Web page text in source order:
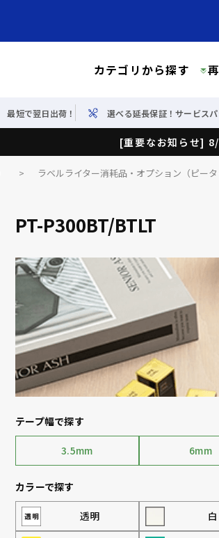
カテゴリから探す
最短で翌日出荷！ 選べる延長保証！サービス
[重要なお知らせ]
> ラベルライター消耗品・オプション（ピータ
PT-P300BT/BTLT
テープ幅で探す
3.5mm 6mm
カラーで探す
透明 白